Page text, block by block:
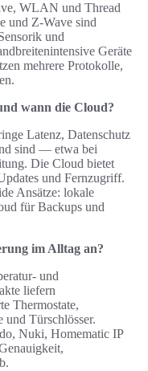
WLAN und Thread
und Z‑Wave sind
und
Geräte
mehrere Protokolle,
wann die Cloud?
Latenz, Datenschutz
sind — etwa bei
Die Cloud bietet
und Fernzugriff.
Ansätze: lokale
für Backups und
im Alltag an?
und
liefern
Thermostate,
und Türschlösser.
Nuki, Homematic IP